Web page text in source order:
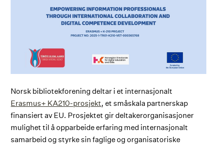
Norsk bibliotekforening deltar i et internasjonalt
Erasmus+ KA210-prosjekt, et småskala partnerskap
finansiert av EU. Prosjektet gir deltakerorganisasjoner
mulighet til å opparbeide erfaring med internasjonalt
samarbeid og styrke sin faglige og organisatoriske